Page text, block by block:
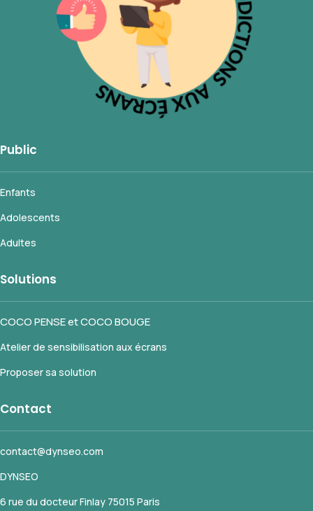
Public
Enfants
Adolescents
Adultes
Solutions
COCO PENSE et COCO BOUGE
Atelier de sensibilisation aux écrans
Proposer sa solution
Contact
contact@dynseo.com
DYNSEO
6 rue du docteur Finlay 75015 Paris